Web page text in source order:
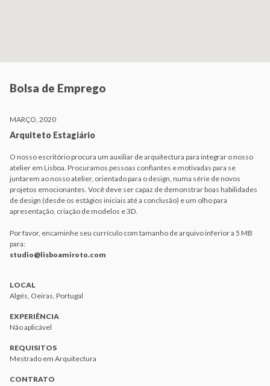
Bolsa de Emprego
MARÇO, 2020
Arquiteto Estagiário
O nosso escritório procura um auxiliar de arquitectura para integrar o nosso
atelier em Lisboa. Procuramos pessoas confiantes e motivadas para se
juntarem ao nosso atelier, orientado para o design, numa série de novos
projetos emocionantes. Você deve ser capaz de demonstrar boas habilidades
de design (desde os estágios iniciais até a conclusão) e um olho para
apresentação, criação de modelos e 3D.
Por favor, encaminhe seu currículo com tamanho de arquivo inferior a 5 MB
para:
studio@lisboamiroto.com
LOCAL
Algés, Oeiras, Portugal
EXPERIÊNCIA
Não aplicável
REQUISITOS
Mestrado em Arquitectura
CONTRATO